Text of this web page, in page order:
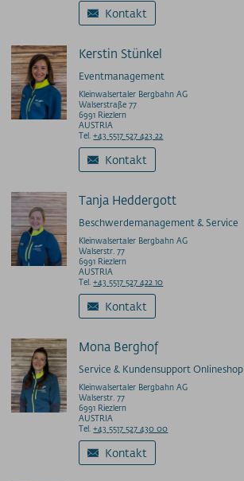
Kontakt
Kerstin Stünkel
Eventmanagement
Kleinwalsertaler Bergbahn AG
Walserstraße 77
6991 Riezlern
AUSTRIA
Tel.+43 5517 527 423 22
Kontakt
Tanja Heddergott
Beschwerdemanagement & Service
Kleinwalsertaler Bergbahn AG
Walserstr. 77
6991 Riezlern
AUSTRIA
Tel.+43 5517 527 422 10
Kontakt
Mona Berghof
Service & Kundensupport Onlineshop
Kleinwalsertaler Bergbahn AG
Walserstr. 77
6991 Riezlern
AUSTRIA
Tel.+43 5517 527 430 00
Kontakt